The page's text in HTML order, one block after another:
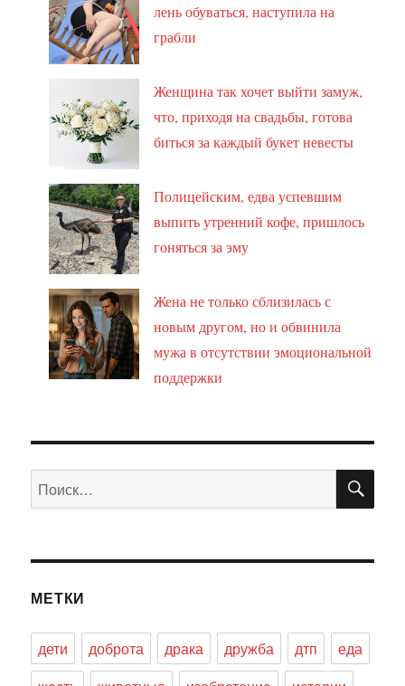
лень обуваться, наступила на
грабли
Женщина так хочет выйти замуж,
что, приходя на свадьбы, готова
биться за каждый букет невесты
Полицейским, едва успевшим
выпить утренний кофе, пришлось
гоняться за эму
Жена не только сблизилась с
новым другом, но и обвинила
мужа в отсутствии эмоциональной
поддержки
Искать:
МЕТКИ
дети доброта драка дружба дтп
еда